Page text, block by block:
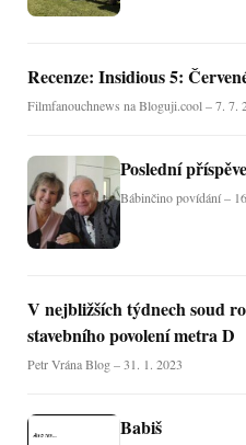
Recenze: Insidious 5:
Filmfanouchnews na Bloguji.cool – 7. 7.
Poslední
Bábinčino povídání –
V nejbližších týdnech soud
stavebního povolení metra D
Petr Vrána Blog – 31. 1. 2023
Babiš